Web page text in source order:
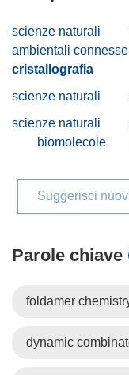
scienze naturali
ambientali connesse
cristallografia
scienze naturali
scienze naturali
biomolecole
Suggerisci
Parole chiave
foldamer
dynamic